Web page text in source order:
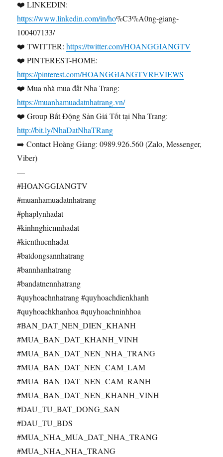
❤️ LINKEDIN:
https://www.linkedin.com/in/ho%C3%A0ng-giang-
100407133/
❤️ TWITTER:https://twitter.com/HOANGGIANGTV
❤️ PINTEREST-HOME:
https://pinterest.com/HOANGGIANGTVREVIEWS
❤️ Mua nhà mua đất Nha Trang:
https://muanhamuadatnhatrang.vn/
❤️ Group Bất Động Sản Giá Tốt tại Nha Trang:
http://bit.ly/NhaDatNhaTRang
➡️ Contact Hoàng Giang: 0989.926.560 (Zalo, Messenger,
Viber)
—
#HOANGGIANGTV
#muanhamuadatnhatrang
#phaplynhadat
#kinhnghiemnhadat
#kienthucnhadat
#batdongsannhatrang
#bannhanhatrang
#bandatnennhatrang
#quyhoachnhatrang #quyhoachdienkhanh
#quyhoachkhanhoa #quyhoachninhhoa
#BAN_DAT_NEN_DIEN_KHANH
#MUA_BAN_DAT_KHANH_VINH
#MUA_BAN_DAT_NEN_NHA_TRANG
#MUA_BAN_DAT_NEN_CAM_LAM
#MUA_BAN_DAT_NEN_CAM_RANH
#MUA_BAN_DAT_NEN_KHANH_VINH
#DAU_TU_BAT_DONG_SAN
#DAU_TU_BDS
#MUA_NHA_MUA_DAT_NHA_TRANG
#MUA_NHA_NHA_TRANG